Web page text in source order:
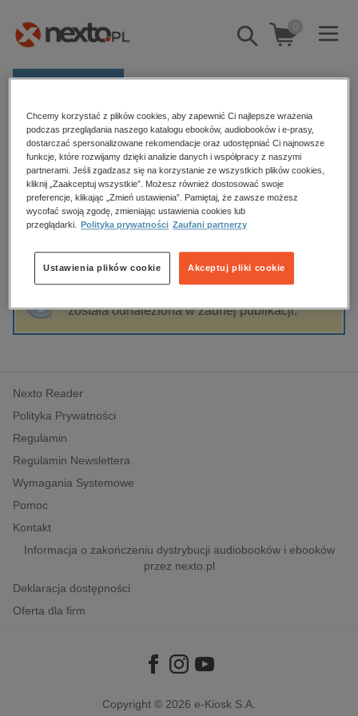
Pokaż/schowaj
wyszukiwarkę
0
Kategorie
Zobacz wszystkie E-prasa
budownictwo, aranżacja wnętrz
biznesowe, branżowe, gospodarka
dzienniki
edukacja
hobby, sport, rozrywka
komputery, internet, technologie, informatyka
polityka, społeczno-informacyjne
psychologiczne
inne
popularno-naukowe
historia
Strona główna Aleksandra Zagórska-Chabros
Aleksandra Zagórska-Chabros
Sortowanie Filtrowanie
została odnaleziona w żadnej publikacji.
Nexto Reader
Polityka Prywatności
Regulamin
Regulamin Newslettera
Wymagania Systemowe
Pomoc
Kontakt
Informacja o zakończeniu dystrybucji audiobooków i ebooków
przez nexto.pl
Deklaracja dostępności
Oferta dla firm
Copyright © 2026 e-Kiosk S.A.
Chcemy korzystać z plików cookies, aby zapewnić Ci najlepsze wrażenia
podczas przeglądania naszego katalogu ebooków, audiobooków i e-prasy,
dostarczać spersonalizowane rekomendacje oraz udostępniać Ci najnowsze
funkcje, które rozwijamy dzięki analizie danych i współpracy z naszymi
partnerami. Jeśli zgadzasz się na korzystanie ze wszystkich plików cookies,
kliknij „Zaakceptuj wszystkie”. Możesz również dostosować swoje
preferencje, klikając „Zmień ustawienia”. Pamiętaj, że zawsze możesz
wycofać swoją zgodę, zmieniając ustawienia cookies lub
przeglądarki.
Polityka prywatności Zaufani partnerzy
Akceptuj pliki cookie
Ustawienia plików cookie